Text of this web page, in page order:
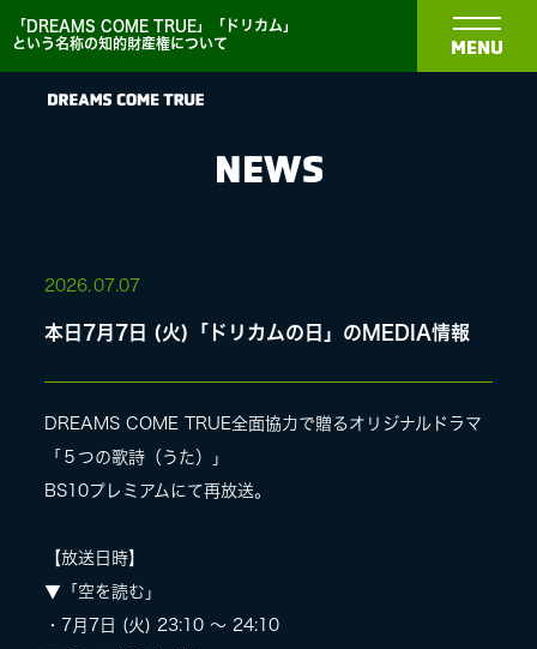
「DREAMS COME TRUE」「ドリカム」
という名称の知的財産権について
MENU
BIOGRAPHY
DISCOGRAPHY
LIVE
NEWS
2026. 07.07
本日7月7日 (火)「ドリカムの日」のMEDIA情報
DREAMS COME TRUE全面協力で贈るオリジナルドラマ
「５つの歌詩（うた）」
BS10プレミアムにて再放送。
【放送日時】
▼「空を読む」
・7月7日 (火) 23:10 〜 24:10